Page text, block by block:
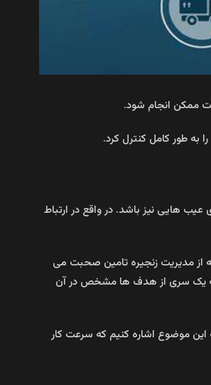
ممکن انجام شود.
به طور کامل کنترل کرد.
هایی نیز باشد. در واقع در ارتباط
که از مدیریت زنجیره تامین صحبت می
به یک سری از هدف ها مشخص در آن
این موضوع اشاره کنیم که سرعت کار